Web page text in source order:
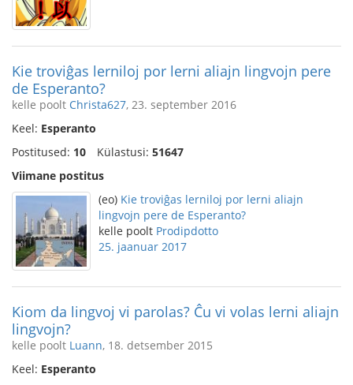
Kie troviĝas lerniloj por lerni aliajn lingvojn pere
de Esperanto?
kelle poolt Christa627, 23. september 2016
Keel: Esperanto
Postitused: 10 Külastusi: 51647
Viimane postitus
(eo) Kie troviĝas lerniloj por lerni aliajn
lingvojn pere de Esperanto?
kelle poolt Prodipdotto
25. jaanuar 2017
Kiom da lingvoj vi parolas? Ĉu vi volas lerni aliajn
lingvojn?
kelle poolt Luann, 18. detsember 2015
Keel: Esperanto